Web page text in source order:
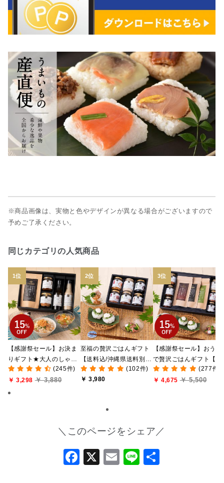
※商品画像は、実物と色やデザインが異なる場合がございますので
予めご了承ください。
同じカテゴリの人気商品
【感謝祭セール】お決ま
りギフト★大人のしゃけ
しゃけめんたい入り【送
料込/沖縄県送料別途】
【化粧箱包装付】
(245件)
￥ 3,298 ￥ 3,880
至福の贅沢ごはんギフト
【送料込/沖縄県送料別
途】【化粧箱包装付/オン
ライン限定】
(102件)
￥ 3,980
【感謝祭セール】おうち
で贅沢ごはんギフト【送
料無料/沖縄県送料別途】
【化粧箱包装付/オンライ
(277件)
￥ 4,675 ￥ 5,500
＼このページをシェア／
Facebook
X Email
Line